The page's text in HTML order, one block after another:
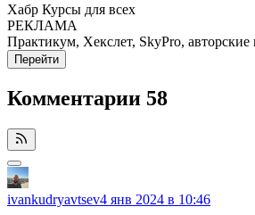
Хабр Курсы для всех
РЕКЛАМА
Практикум, Хекслет, SkyPro,
Перейти
Комментарии 58
ivankudryavtsev4 янв 2024 в 10:46